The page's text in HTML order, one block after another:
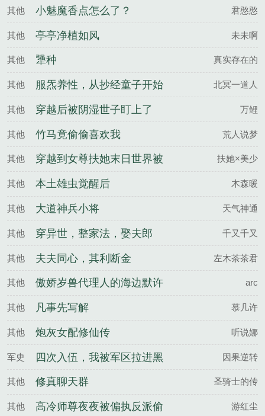
道懵了
其他 小魅魔香点怎么了？ 君憨憨
其他 亭亭净植如风 未未啊
其他 犟种 真实存在的
其他
服炁养性，从抄经童子开始
登仙
北冥一道人
其他 穿越后被阴湿世子盯上了 万鲤
其他 竹马竟偷偷喜欢我 荒人说梦
其他
穿越到女尊扶她末日世界被
她抓到了
扶她×美少
其他 本土雄虫觉醒后 木森暖
其他 大道神兵小将 天气神通
其他 穿异世，整家法，娶夫郎 千又千又
其他 夫夫同心，其利断金 左木茶茶君
其他 傲娇岁兽代理人的海边默许 arc
其他 凡事先写解 慕几许
其他 炮灰女配修仙传 听说娜
军史
四次入伍，我被军区拉进黑
名单！
因果逆转
其他 修真聊天群 圣骑士的传
其他
高冷师尊夜夜被偏执反派偷
游红尘